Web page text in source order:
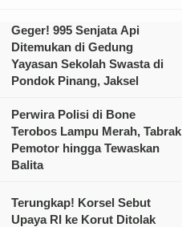
Geger! 995 Senjata Api
Ditemukan di Gedung
Yayasan Sekolah Swasta di
Pondok Pinang, Jaksel
Perwira Polisi di Bone
Terobos Lampu Merah, Tabrak
Pemotor hingga Tewaskan
Balita
Terungkap! Korsel Sebut
Upaya RI ke Korut Ditolak